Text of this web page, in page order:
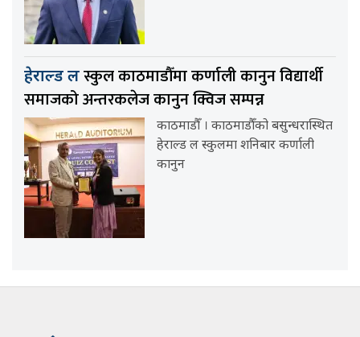
हेराल्ड लस्कुल काठमाडौँमा कर्णाली कानुन विद्यार्थी
समाजको अन्तरकलेज कानुन क्विज सम्पन्न
काठमाडौँ । काठमाडौँको बसुन्धरास्थित
हेराल्ड ल स्कुलमा शनिबार कर्णाली
कानुन